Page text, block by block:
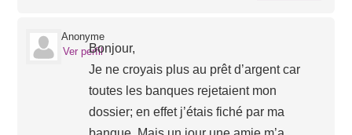
Anonyme
Ver perfilBonjour,
Je ne croyais plus au prêt d’argent car
toutes les banques rejetaient mon
dossier; en effet j’étais fiché par ma